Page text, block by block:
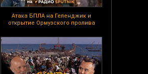
Атака БПЛА на Геленджик и
открытие Ормузского пролива